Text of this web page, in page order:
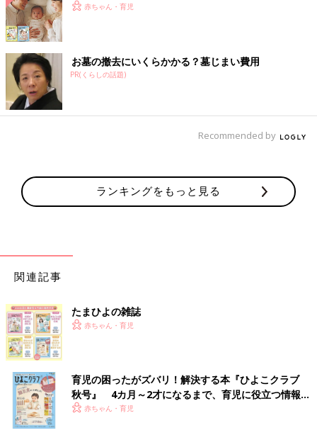
考えています。
[ひよこエッグ]
都内在住のワーママ。
2015年3月産まれの娘と夫の3人家族。
子育ての記録をブログやインスタグラムで公開中
ブログ：ひよこエッグ劇場
誰も教えてくれなかった産後の4大痛み
赤ちゃん・育児
お墓の撤去にいくらかかる？墓じまい費用
PR(くらしの話題)
Recommended by
ランキングをもっと見る
関連記事
たまひよの雑誌
赤ちゃん・育児
育児の困ったがズバリ！解決する本『ひよこクラブ
秋号』 4カ月～2才になるまで、育児に役立つ情報が
いっぱい！
赤ちゃん・育児